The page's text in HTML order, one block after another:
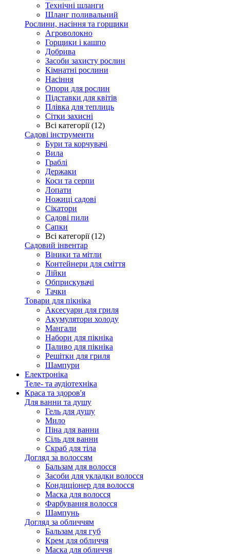
Технічні шланги
Шланг поливальний
Рослини, насіння та горщики
Агроволокно
Горщики і кашпо
Добрива
Засоби захисту рослин
Кімнатні рослини
Насіння
Опори для рослин
Підставки для квітів
Плівка для теплиць
Сітки захисні
Всі категорії (12)
Садові інструменти
Бури та корчувачі
Вила
Граблі
Держаки
Коси та серпи
Лопати
Ножиці садові
Сікатори
Садові пили
Сапки
Всі категорії (12)
Садовий інвентар
Віники та мітли
Контейнери для сміття
Лійки
Обприскувачі
Тачки
Товари для пікніка
Аксесуари для гриля
Акумулятори холоду
Мангали
Набори для пікніка
Паливо для пікніка
Решітки для гриля
Шампури
Електроніка
Теле- та аудіотехніка
Краса та здоров'я
Для ванни та душу
Гель для душу
Мило
Піна для ванни
Сіль для ванни
Скраб для тіла
Догляд за волоссям
Бальзам для волосся
Засоби для укладки волосся
Кондиціонер для волосся
Маска для волосся
Фарбування волосся
Шампунь
Догляд за обличчям
Бальзам для губ
Крем для обличчя
Маска для обличчя